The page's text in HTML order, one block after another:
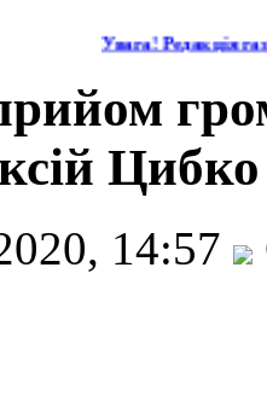
Увага! Редакція
Цибко
14:57